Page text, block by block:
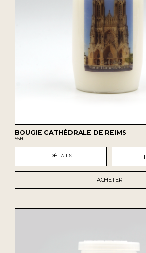
BOUGIE CATHÉDRALE DE REIMS
55H
DÉTAILS 1
ACHETER